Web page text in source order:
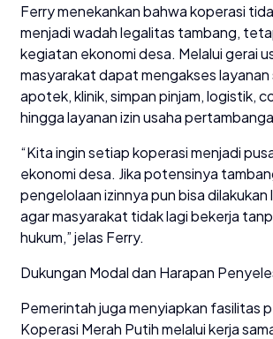
Ferry menekankan bahwa koperasi
menjadi wadah legalitas tambang,
kegiatan ekonomi desa. Melalui gerai
masyarakat dapat mengakses layanan
apotek, klinik, simpan pinjam, logistik,
hingga layanan izin usaha
“Kita ingin setiap koperasi menjadi
ekonomi desa. Jika potensinya
pengelolaan izinnya pun bisa
agar masyarakat tidak lagi bekerja
hukum,” jelas Ferry.
Dukungan Modal dan Harapan
Pemerintah juga menyiapkan fasilitas
Koperasi Merah Putih melalui kerja